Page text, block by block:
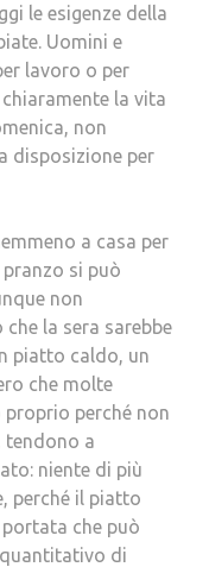
le esigenze della
Uomini e
lavoro o per
la vita
non
disposizione per
a casa per
pranzo si può
non
la sera sarebbe
piatto caldo, un
che molte
proprio perché non
tendono a
niente di più
perché il piatto
che può
di